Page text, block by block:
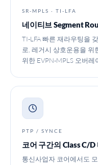
SR-MPLS · TI-LFA
네이티브 Segment
TI-LFA 빠른 재라우팅을
로, 레거시 상호운용을 위
위한 EVPN-MPLS 오버레
PTP / SYNCE
코어 구간의 Class C/D
통신사업자 코어에서도